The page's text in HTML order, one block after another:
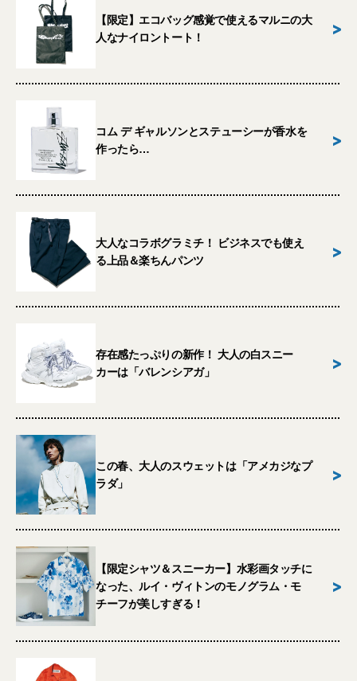
【限定】エコバッグ感覚で使えるマルニの大
人なナイロントート！
>
コム デ ギャルソンとステューシーが香水を
作ったら…
>
大人なコラボグラミチ！ ビジネスでも使え
る上品＆楽ちんパンツ
>
存在感たっぷりの新作！ 大人の白スニー
カーは「バレンシアガ」
>
この春、大人のスウェットは「アメカジなプ
ラダ」
>
【限定シャツ＆スニーカー】水彩画タッチに
なった、ルイ・ヴィトンのモノグラム・モ
チーフが美しすぎる！
>